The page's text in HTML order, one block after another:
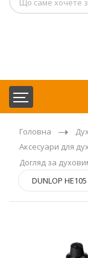
Головна
Аксесуари для
Догляд за
DUNLOP